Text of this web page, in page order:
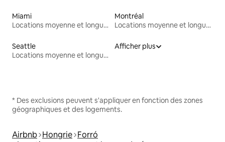
Miami
Locations moyenne et longue durée
Montréal
Locations moyenne et longue durée
Seattle
Locations moyenne et longue durée
Afficher plus
* Des exclusions peuvent s'appliquer en fonction des zones
géographiques et des logements.
Airbnb Hongrie Forró